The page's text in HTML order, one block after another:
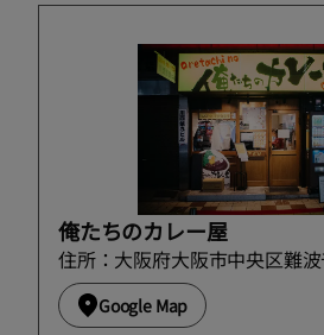
俺たちのカレー屋
住所：大阪府大阪市中央区難
Google Map